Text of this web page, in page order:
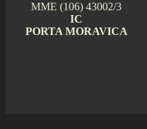
MME (106) 43002/3
IC
PORTA MORAVICA